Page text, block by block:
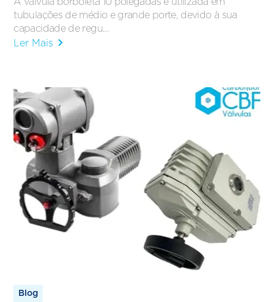
tubulações de médio e grande porte, devido à sua
capacidade de regu...
Ler Mais
Blog